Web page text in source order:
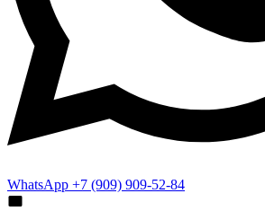
WhatsApp +7 (909) 909-52-84